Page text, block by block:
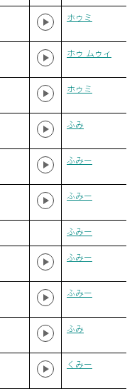
ホゥミ
ホゥ ムゥィ
ホゥミ
ふみ
ふみー
ふみー
ふみー
ふみー
ふみー
ふみ
くみー